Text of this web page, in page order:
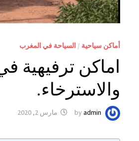
أماكن سياحية / السياحة في المغرب
اماكن ترفيهية
والاسترخاء.
by admin مارس 2, 2020